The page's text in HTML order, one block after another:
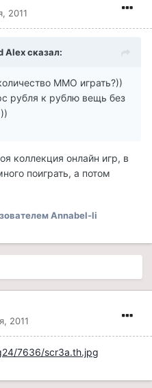
2011
Alex сказал:
ММО играть?))
рубля к рублю вещь без
коллекция онлайн игр, в
поиграть, а потом
Annabel-li
2011
7636/scr3a.th.jpg